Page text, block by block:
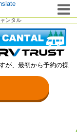
ンタル
が、最初から予約の操